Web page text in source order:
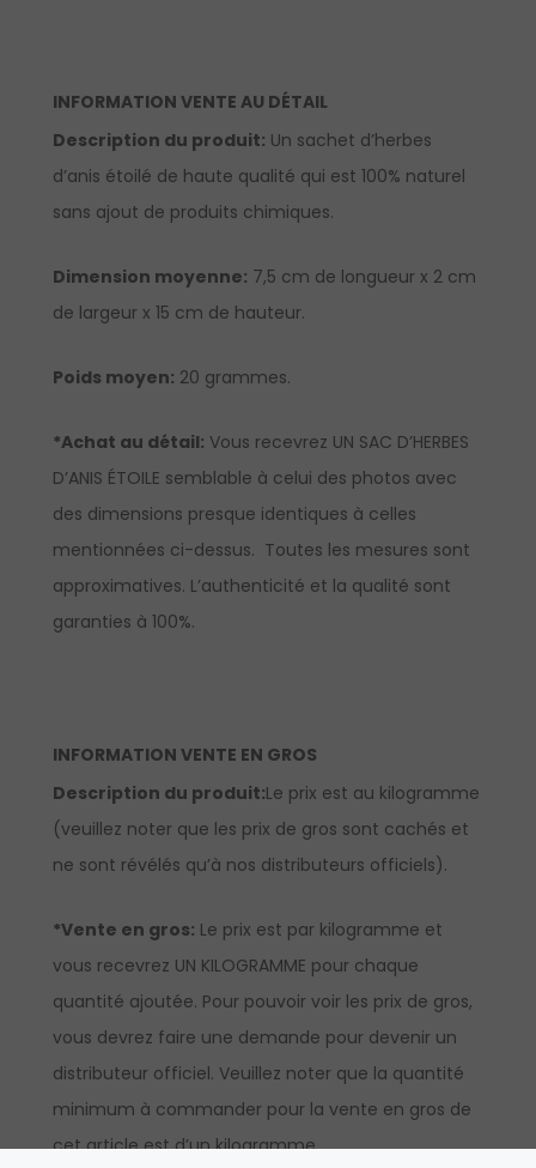
INFORMATION VENTE AU DÉTAIL
Description du produit: Un sachet d’herbes
d’anis étoilé de haute qualité qui est 100% naturel
sans ajout de produits chimiques.
Dimension moyenne: 7,5 cm de longueur x 2 cm
de largeur x 15 cm de hauteur.
Poids moyen: 20 grammes.
*Achat au détail: Vous recevrez UN SAC D’HERBES
D’ANIS ÉTOILE semblable à celui des photos avec
des dimensions presque identiques à celles
mentionnées ci-dessus. Toutes les mesures sont
approximatives. L’authenticité et la qualité sont
garanties à 100%.
INFORMATION VENTE EN GROS
Description du produit:Le prix est au kilogramme
(veuillez noter que les prix de gros sont cachés et
ne sont révélés qu’à nos distributeurs officiels).
*Vente en gros: Le prix est par kilogramme et
vous recevrez UN KILOGRAMME pour chaque
quantité ajoutée. Pour pouvoir voir les prix de gros,
vous devrez faire une demande pour devenir un
distributeur officiel. Veuillez noter que la quantité
minimum à commander pour la vente en gros de
cet article est d’un kilogramme.